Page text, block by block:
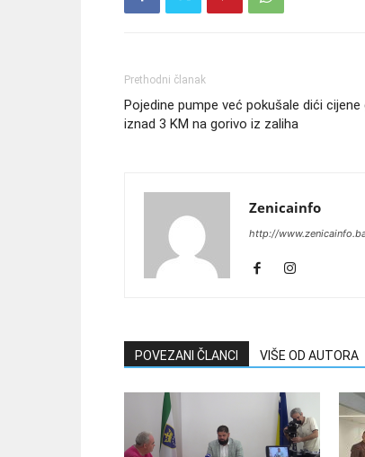
Prethodni članak
Pojedine pumpe već pokušale dići cijene
iznad 3 KM na gorivo iz zaliha
Zenicainfo
http://
POVEZANI ČLANCI VIŠE OD AUTORA